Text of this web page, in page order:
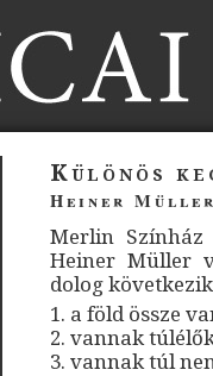
Különös
Heiner
Merlin
Heiner Müller
dolog
1. a föld össze
2. vannak
3. vannak túl